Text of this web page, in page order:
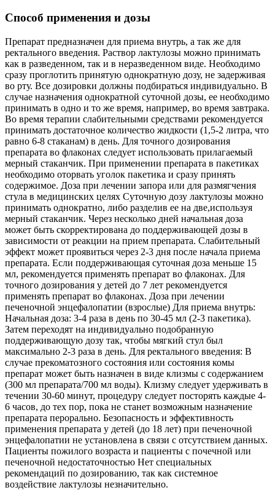
Способ применения и дозы
Препарат предназначен для приема внутрь, а так же для
ректального введения. Раствор лактулозы можно принимать
как в разведенном, так и в неразведенном виде. Необходимо
сразу проглотить принятую однократную дозу, не задерживая
во рту. Все дозировки должны подбираться индивидуально. В
случае назначения однократной суточной дозы, ее необходимо
принимать в одно и то же время, например, во время завтрака.
Во время терапии слабительными средствами рекомендуется
принимать достаточное количество жидкости (1,5-2 литра, что
равно 6-8 стаканам) в день. Для точного дозирования
препарата во флаконах следует использовать прилагаемый
мерный стаканчик. При применении препарата в пакетиках
необходимо оторвать уголок пакетика и сразу принять
содержимое. Доза при лечении запора или для размягчения
стула в медицинских целях Суточную дозу лактулозы можно
принимать однократно, либо разделив ее на две,используя
мерный стаканчик. Через несколько дней начальная доза
может быть скорректирована до поддерживающей дозы в
зависимости от реакции на прием препарата. Слабительный
эффект может проявиться через 2-3 дня после начала приема
препарата. Если поддерживающая суточная доза меньше 15
мл, рекомендуется применять препарат во флаконах. Для
точного дозирования у детей до 7 лет рекомендуется
применять препарат во флаконах. Доза при лечении
печеночной энцефалопатии (взрослые) Для приема внутрь:
Начальная доза: 3-4 раза в день по 30-45 мл (2-3 пакетика).
Затем переходят на индивидуально подобранную
поддерживающую дозу так, чтобы мягкий стул был
максимально 2-3 раза в день. Для ректального введения: В
случае прекоматозного состояния или состояния комы
препарат может быть назначен в виде клизмы с содержанием
(300 мл препарата/700 мл воды). Клизму следует удерживать в
течении 30-60 минут, процедуру следует посторять каждые 4-
6 часов, до тех пор, пока не станет возможным назначение
препарата перорально. Безопасность и эффективность
применения препарата у детей (до 18 лет) при печеночной
энцефалопатии не установлена в связи с отсутствием данных.
Пациенты пожилого возраста и пациенты с почечной или
печеночной недостаточностью Нет специальных
рекомендаций по дозированию, так как системное
воздействие лактулозы незначительно.